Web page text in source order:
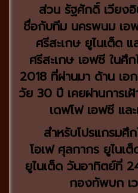
ส่วน รัฐศักดิ์ เวียงอิ
ชื่อกับทีม นครพนม เอ
ศรีสะเกษ ยูไนเต็ด
ศรีสะเกษ เอฟซี ในศึ
2018 ที่ผ่านมา ด้าน เ
วัย 30 ปี เคยผ่านการเ
เดฟโฟ เอฟซี แล
สำหรับโปรแกรมศึก
โอเฟ ศุลกากร ยูไนเ
ยูไนเต็ด วันอาทิตย์ที่
กองทัพบก เ